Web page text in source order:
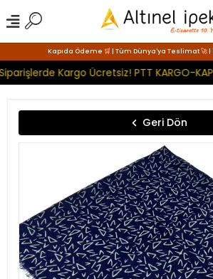
Kapıda Ödeme 🛒 | Tüm Dünya'ya Teslimat 🚀 |
Kargo Ücretsiz! PTT KARGO-
Geri Dön